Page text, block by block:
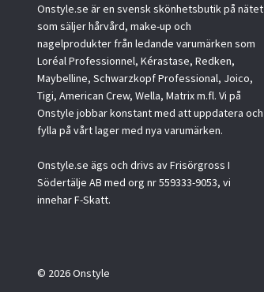
Onstyle.se är en svensk skönhetsbutik på nätet
som säljer hårvård, make-up och
nagelprodukter från ledande varumärken som
Loréal Professionnel, Kérastase, Redken,
Maybelline, Schwarzkopf Professional, Joico,
Tigi, American Crew, Wella, Matrix m.fl. Vi på
Onstyle jobbar konstant med att uppdatera och
fylla på vårt lager med nya varumärken.
Onstyle.se ägs och drivs av Frisörgross I
Södertälje AB med org nr 559333-9053, vi
innehar F-Skatt.
© 2026 Onstyle